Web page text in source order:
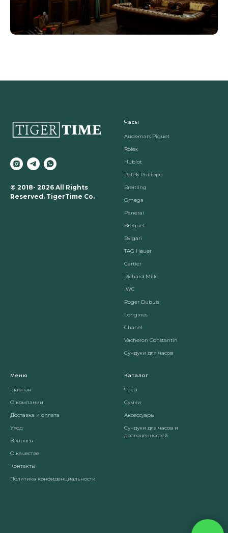
© 2018- 2026 All Rights
Reserved. TigerTime Co.
Часы
Audemars Piguet
Rolex
Hublot
Patek Philippe
Breitling
Omega
Panerai
Breguet
Вvlgari
TAG Heuer
Cartier
Richard Mille
IWC
Roger Dubuis
Longines
Chanel
Vacheron Constantin
Сундуки для часов
Меню
Главная
О компании
Доставка и оплата
Уход
Вопросы
О качестве
Контакты
Политика конфиденциальности
Каталог
Часы
Сумки
Аксессуары
Сундуки для часов и
драгоценностей